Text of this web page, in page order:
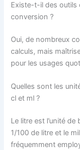
Existe-t-il des outils
conversion ?
Oui, de nombreux
calculs, mais
pour les usages
Quelles sont les
cl et ml ?
Le litre est l’unité
1/100 de litre et le
fréquemment